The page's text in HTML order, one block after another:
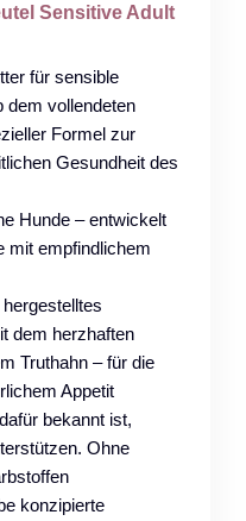
Sensitive Adult
für sensible
dem vollendeten
Formel zur
Gesundheit des
Hunde – entwickelt
mit empfindlichem
dem herzhaften
Truthahn – für die
Appetit
bekannt ist,
Ohne
konzipierte